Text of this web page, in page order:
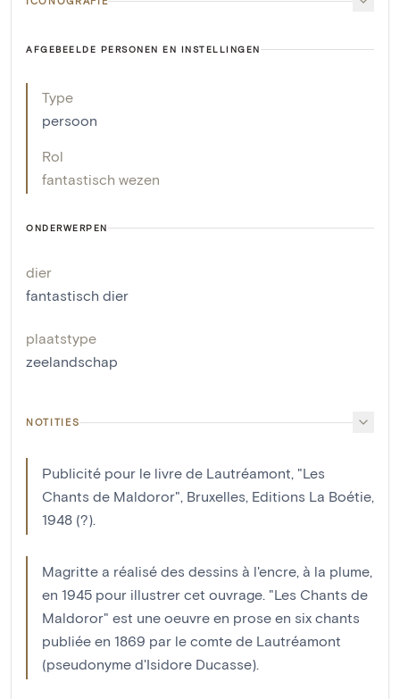
AFGEBEELDE PERSONEN EN INSTELLINGEN
Type
persoon
Rol
fantastisch wezen
ONDERWERPEN
dier
fantastisch dier
plaatstype
zeelandschap
NOTITIES
Publicité pour le livre de Lautréamont, "Les
Chants de Maldoror", Bruxelles, Editions La Boétie,
1948 (?).
Magritte a réalisé des dessins à l'encre, à la plume,
en 1945 pour illustrer cet ouvrage. "Les Chants de
Maldoror" est une oeuvre en prose en six chants
publiée en 1869 par le comte de Lautréamont
(pseudonyme d'Isidore Ducasse).